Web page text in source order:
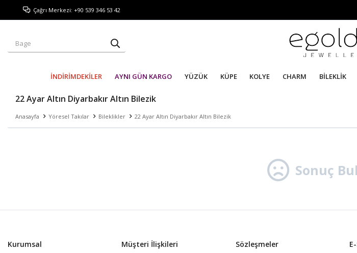
Çağrı Merkezi: +90 539 346 53 42
İNDİRİMDEKİLER AYNI GÜN KARGO YÜZÜK KÜPE KOLYE CHARM BİLEKLİK
22 Ayar Altın Diyarbakır Altın Bilezik
Anasayfa Yöresel Takılar Bileklikler 22 Ayar Altın Diyarbakır Altın Bilezik
Sonuç
Kurumsal Müşteri İlişkileri Sözleşmeler